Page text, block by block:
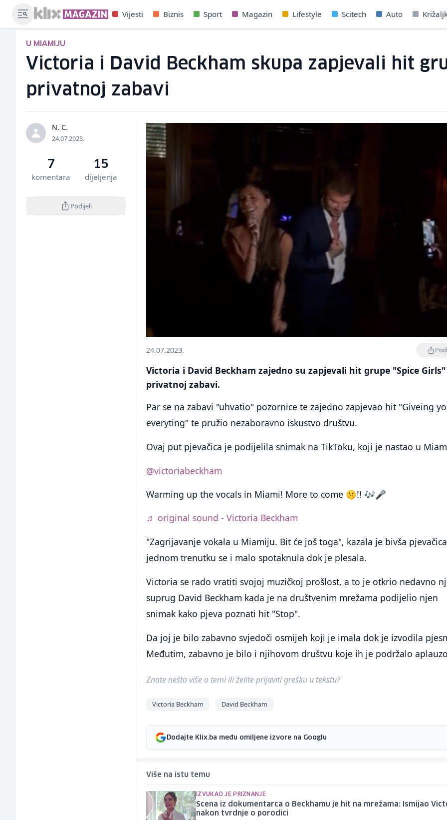
Vijesti Biznis Sport Magazin Lifestyle Scitech Auto
U MIAMIJU
Victoria i David Beckham skupa zapjevali hit
privatnoj zabavi
N. C.
24.07.2023.
7
komentara
15
dijeljenja
Podijeli
24.07.2023.
Victoria i David Beckham zajedno su zapjevali hit grupe "Spice
privatnoj zabavi.
Par se na zabavi "uhvatio" pozornice te zajedno zapjevao hit "Giveing
everyting" te pružio nezaboravno iskustvo društvu.
Ovaj put pjevačica je podijelila snimak na TikToku, koji je nastao u
@victoriabeckham
Warming up the vocals in Miami! More to come 🤫!! 🎶🎤
♬ original sound - Victoria Beckham
"Zagrijavanje vokala u Miamiju. Bit će još toga", kazala je bivša
jednom trenutku se i malo spotaknula dok je plesala.
Victoria se rado vratiti svojoj muzičkoj prošlost, a to je otkrio nedavno
suprug David Beckham kada je na društvenim mrežama podijelio njen
snimak kako pjeva poznati hit "Stop".
Da joj je bilo zabavno svjedoči osmijeh koji je imala dok je izvodila
Međutim, zabavno je bilo i njihovom društvu koje ih je podržalo
Znate nešto više o temi ili želite prijaviti grešku u tekstu?
Victoria Beckham David Beckham
Dodajte Klix.ba među omiljene izvore na Googlu
Više na istu temu
IZVUKAO JE PRIZNANJE
Scena iz dokumentarca o Beckhamu je hit na mrežama: Ismijao
nakon tvrdnje o porodici